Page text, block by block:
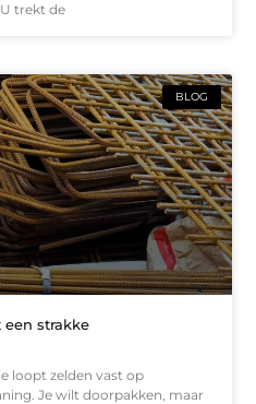
trekt de
BLOG
strakke
loopt zelden vast op
Je wilt doorpakken, maar